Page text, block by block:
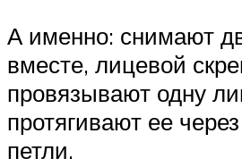
А именно: снимают
вместе, лицевой
провязывают одну
протягивают ее
петли.